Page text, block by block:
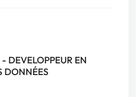
DEVELOPPEUR EN
DONNÉES